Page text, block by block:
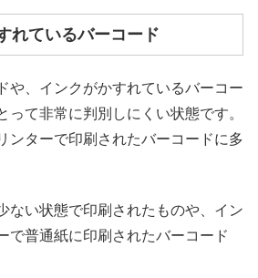
れているバーコード
や、インクがかすれているバーコー
って非常に判別しにくい状態です。
ンターで印刷されたバーコードに多
ない状態で印刷されたものや、イン
で普通紙に印刷されたバーコード